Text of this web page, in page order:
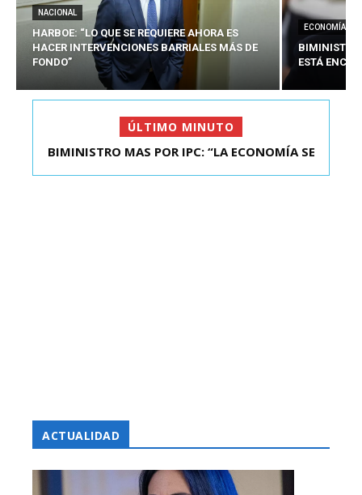
NACIONAL
HARBOE: “LO QUE SE REQUIERE AHORA ES
HACER INTERVENCIONES BARRIALES MÁS DE
FONDO”
ECONOMÍA
BIMINISTRO
ESTÁ
ÚLTIMO MINUTO
KAST SE REUNIÓ CON EL PRESIDENTE ELECTO DE
BIMINISTRO MAS POR IPC: “LA ECONOMÍA SE
ACTUALIDAD